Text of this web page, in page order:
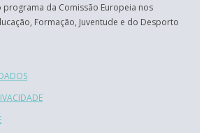
programa da Comissão Europeia nos
Formação, Juventude e do Desporto